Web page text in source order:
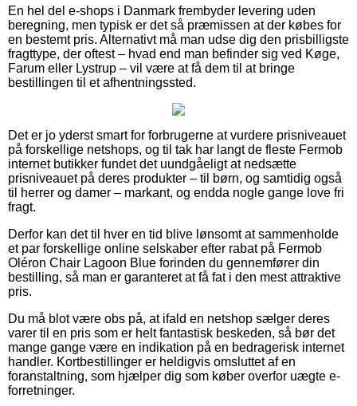
En hel del e-shops i Danmark frembyder levering uden
beregning, men typisk er det så præmissen at der købes for
en bestemt pris. Alternativt må man udse dig den prisbilligste
fragttype, der oftest – hvad end man befinder sig ved Køge,
Farum eller Lystrup – vil være at få dem til at bringe
bestillingen til et afhentningssted.
Det er jo yderst smart for forbrugerne at vurdere prisniveauet
på forskellige netshops, og til tak har langt de fleste Fermob
internet butikker fundet det uundgåeligt at nedsætte
prisniveauet på deres produkter – til børn, og samtidig også
til herrer og damer – markant, og endda nogle gange love fri
fragt.
Derfor kan det til hver en tid blive lønsomt at sammenholde
et par forskellige online selskaber efter rabat på Fermob
Oléron Chair Lagoon Blue forinden du gennemfører din
bestilling, så man er garanteret at få fat i den mest attraktive
pris.
Du må blot være obs på, at ifald en netshop sælger deres
varer til en pris som er helt fantastisk beskeden, så bør det
mange gange være en indikation på en bedragerisk internet
handler. Kortbestillinger er heldigvis omsluttet af en
foranstaltning, som hjælper dig som køber overfor uægte e-
forretninger.